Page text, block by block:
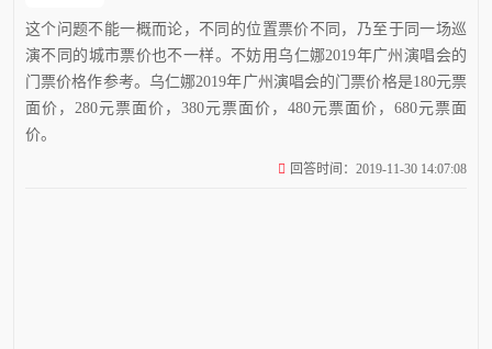
这个问题不能一概而论，不同的位置票价不同，乃至于同一场巡
演不同的城市票价也不一样。不妨用乌仁娜2019年广州演唱会的
门票价格作参考。乌仁娜2019年广州演唱会的门票价格是180元票
面价，280元票面价，380元票面价，480元票面价，680元票面
价。
回答时间：2019-11-30 14:07:08